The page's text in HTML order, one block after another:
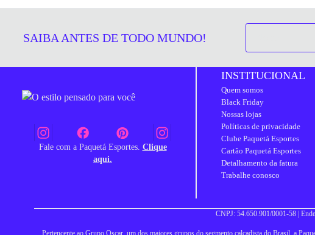
SAIBA ANTES DE TODO MUNDO!
Fale com a Paquetá Esportes. Clique
aqui.
INSTITUCIONAL
Quem somos
Black Friday
Nossas lojas
Políticas de privacidade
Clube Paquetá Esportes
Cartão Paquetá Esportes
Detalhamento da fatura
Trabalhe conosco
CNPJ: 54.650.901/0001-58 |
Pertencente ao Grupo Oscar, um dos maiores grupos do segmento calçadista do Brasil, a